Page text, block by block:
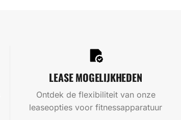
LEASE MOGELIJKHEDEN
Ontdek de flexibiliteit van onze
leaseopties voor fitnessapparatuur